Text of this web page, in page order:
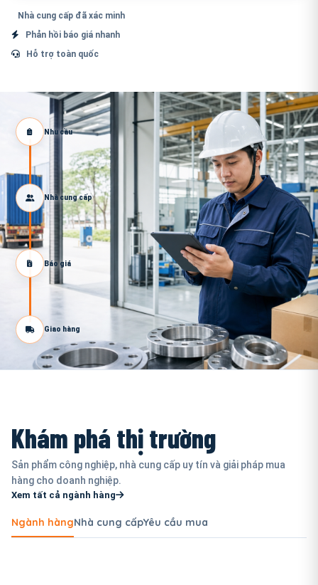
Nhà cung cấp đã xác minh
Phản hồi báo giá nhanh
Hỗ trợ toàn quốc
Nhu cầu
Nhà cung cấp
Báo giá
Giao hàng
Khám phá thị trường
Sản phẩm công nghiệp, nhà cung cấp uy tín và giải pháp mua
hàng cho doanh nghiệp.
Xem tất cả ngành hàng
Ngành hàngNhà cung cấpYêu cầu mua